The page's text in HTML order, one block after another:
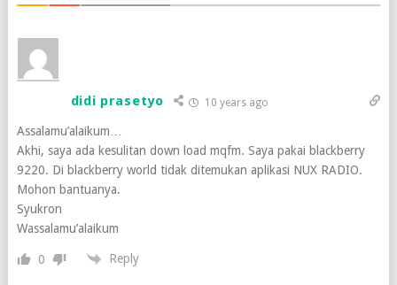
didi prasetyo 10 years ago
Assalamu’alaikum…
Akhi, saya ada kesulitan down load mqfm. Saya pakai blackberry
9220. Di blackberry world tidak ditemukan aplikasi NUX RADIO.
Mohon bantuanya.
Syukron
Wassalamu’alaikum
0 Reply